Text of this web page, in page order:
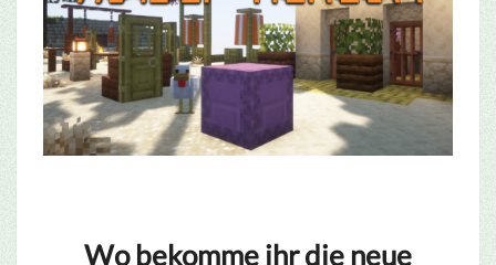
Wo bekomme ihr die neue